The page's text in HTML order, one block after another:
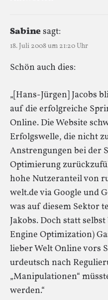
Sabinesagt:
18. Juli 2008 um 21:20 Uhr
Schön auch dies:
„[Hans-Jürgen] Jacobs
auf die erfolgreiche
Online. Die Website
Erfolgswelle, die nicht
Anstrengungen bei der
Optimierung
hohe Nutzeranteil von
welt.de via Google und
was auf diesem Sektor
Jakobs. Doch statt
Engine Optimization)
lieber Welt Online vors
urdeutsch nach
„Manipulationen“
werden.“